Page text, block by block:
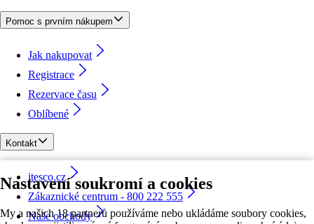
Nastavení soukromí a cookies
My a našich 18 partnerů používáme nebo ukládáme soubory cookies,
Pomoc s prvním nákupem
Jak nakupovat
Registrace
Rezervace času
Oblíbené
Kontakt
itesco.cz
Zákaznické centrum - 800 222 555
Naše obchody